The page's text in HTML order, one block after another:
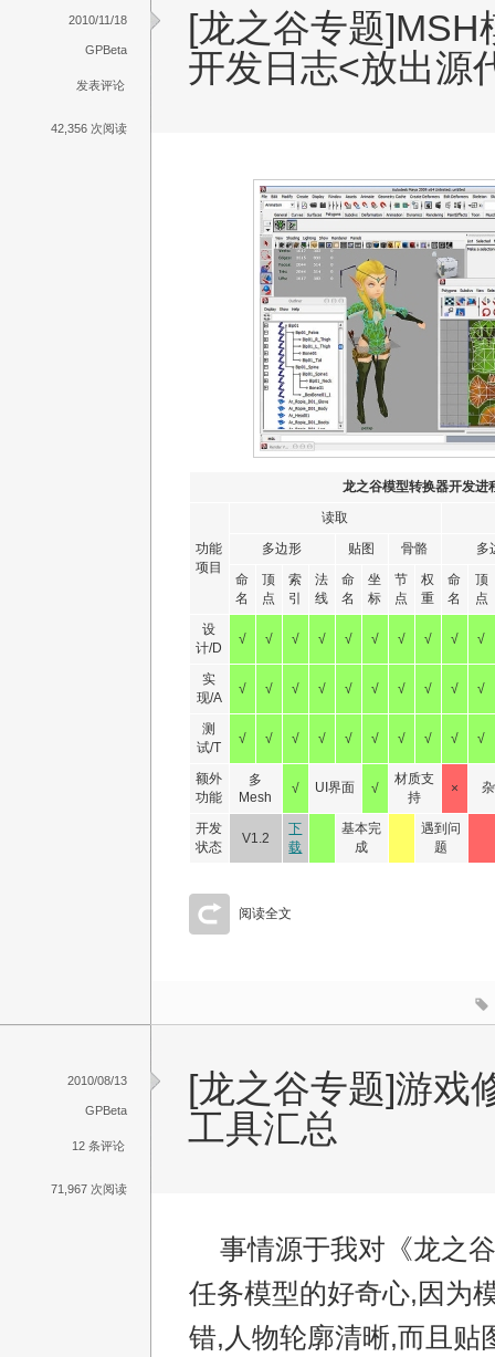
[龙之谷专题]MSH
开发日志<放出源
龙之谷模型转换器开发进
功能
项目
读取
多边形
贴图 骨骼
多
命
名
顶
点
索
引
法
线
命
名
坐
标
节
点
权
重
命
名
顶
点
设
计/D
√ √ √ √ √ √ √ √ √ √
实
现/A
√ √ √ √ √ √ √ √ √ √
测
试/T
√ √ √ √ √ √ √ √ √ √
额外
功能
多
Mesh
√ UI界面 √
材质支
持
×
开发
状态
V1.2
下
载
基本完
成
遇到问
题
阅读全文
2010/11/18
GPBeta
发表评论
42,356 次阅读
[龙之谷专题]游戏
工具汇总
事情源于我对《龙之
任务模型的好奇心,因为
错,人物轮廓清晰,而且贴
2010/08/13
GPBeta
12 条评论
71,967 次阅读